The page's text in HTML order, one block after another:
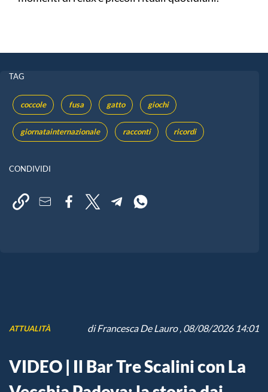
TAG
coccole fusa gatto giochi
giornatainternazionale racconti ricordi
CONDIVIDI
ATTUALITÀ diFrancesca De Lauro, 08/08/2026 14:01
VIDEO | Il Bar Tre Scalini con La